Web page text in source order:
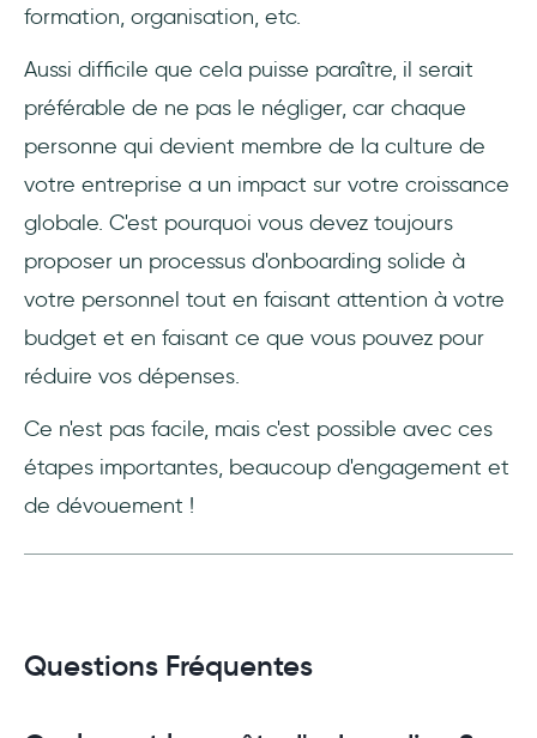
formation, organisation, etc.
Aussi difficile que cela puisse paraître, il serait
préférable de ne pas le négliger, car chaque
personne qui devient membre de la culture de
votre entreprise a un impact sur votre croissance
globale. C'est pourquoi vous devez toujours
proposer un processus d'onboarding solide à
votre personnel tout en faisant attention à votre
budget et en faisant ce que vous pouvez pour
réduire vos dépenses.
Ce n'est pas facile, mais c'est possible avec ces
étapes importantes, beaucoup d'engagement et
de dévouement !
Questions Fréquentes